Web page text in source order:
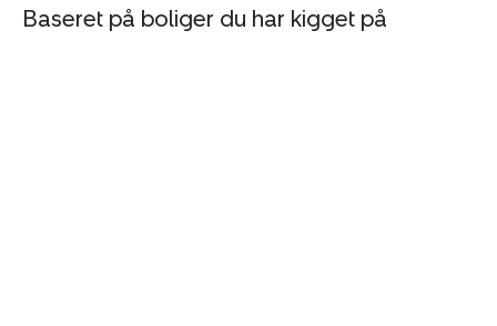
Baseret på boliger du har kigget på